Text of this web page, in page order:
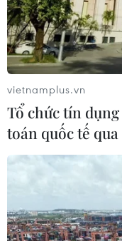
#Vinmec #Thay
#Kháng sinh
#Trung tâm Chấn
Vinmec
Theo dõi VietnamPlus
vietnamplus.vn
Tổ chức tín
toán quốc tế